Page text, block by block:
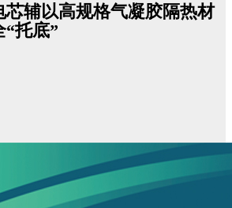
芯辅以高规格气凝胶隔热材
托底”